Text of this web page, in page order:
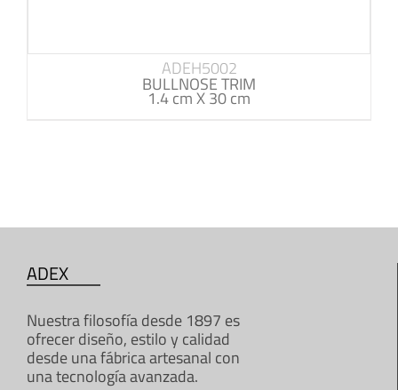
ADEH5002
BULLNOSE TRIM
1.4 cm X 30 cm
ADEX
Nuestra filosofía desde 1897 es
ofrecer diseño, estilo y calidad
desde una fábrica artesanal con
una tecnología avanzada.